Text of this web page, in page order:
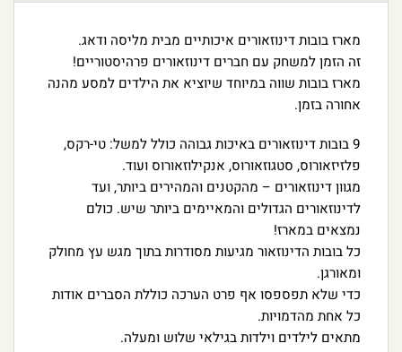
מארז בובות דינוזאורים איכותיים מבית מליסה ודאג.
זה הזמן למשחק עם חברים דינוזאורים פרהיסטוריים!
מארז בובות שווה במיוחד שיוציא את הילדים למסע מהנה
אחורה בזמן.
9 בובות דינוזאורים באיכות גבוהה כולל למשל: טי-רקס,
פלזיזאורוס, סטגוזאורוס, אנקילוזאורוס ועוד.
מגוון דינוזאורים – מהקטנים והמהירים ביותר, ועד
לדינוזאורים הגדולים והמאיימים ביותר שיש. כולם
נמצאים במארז!
כל בובות הדינוזאור מגיעות מסודרות בתוך מגש עץ מחולק
ומאורגן.
כדי שלא תפספסו אף פרט הערכה כוללת הסברים אודות
כל אחת מהדמויות.
מתאים לילדים וילדות בגילאי שלוש ומעלה.